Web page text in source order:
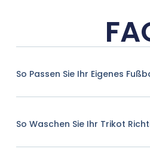
So Passen Sie Ihr Eigenes
So Waschen Sie Ihr Trikot